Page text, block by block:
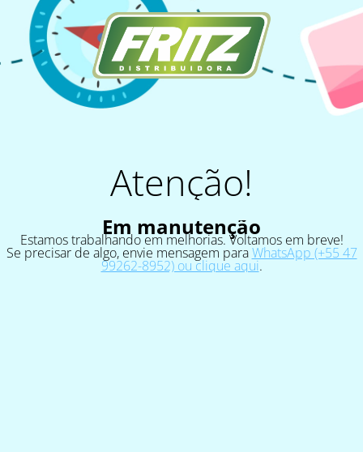
Atenção!
Em manutenção
Estamos trabalhando em melhorias. Voltamos em breve!
Se precisar de algo, envie mensagem paraWhatsApp (+55 47
99262-8952) ou clique aqui.